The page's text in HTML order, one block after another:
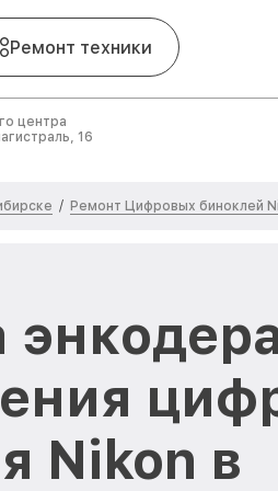
Ремонт техники
центра
16
/ Ремонт Цифровых биноклей
Nikon в